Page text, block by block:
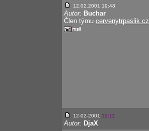
12.02.2001 19:48
Autor: Buchar
Člen týmu cervenytrpaslik.cz
12-02-2001 12:11
Autor: DjaX